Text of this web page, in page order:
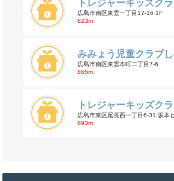
トレジャーキッズク
広島市南区東雲一丁目17-16 1F
823m
みみょう児童クラブ
広島市南区東雲本町二丁目7-6
865m
トレジャーキッズク
広島市東区尾長西一丁目6-31 坂本
893m